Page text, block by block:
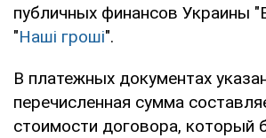
публичных финансов Украины
"Наші гроші".
В платежных документах
перечисленная сумма
стоимости договора, который